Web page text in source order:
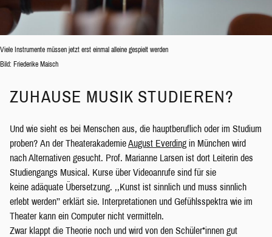
Viele Instrumente müssen jetzt erst einmal alleine gespielt werden
Bild: Friederike Maisch
ZUHAUSE MUSIK STUDIEREN?
Und wie sieht es bei Menschen aus, die hauptberuflich oder im Studium
proben? An der TheaterakademieAugust Everding in München wird
nach Alternativen gesucht. Prof. Marianne Larsen ist dort Leiterin des
Studiengangs Musical. Kurse über Videoanrufe sind für sie
keine adäquate Übersetzung. ,,Kunst ist sinnlich und muss sinnlich
erlebt werden’’ erklärt sie. Interpretationen und Gefühlsspektra wie im
Theater kann ein Computer nicht vermitteln.
Zwar klappt die Theorie noch und wird von den Schüler*innen gut